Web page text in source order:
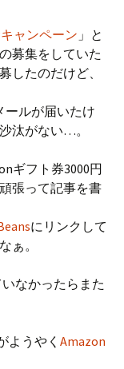
ャンペーン 」と
募集をしていた
したのだけど、
ールが届いたけ
汰がない…。
ギフト券3000円
張って記事を書
にリンクして
ぁ。
なかったらまた
ようやく Amazon